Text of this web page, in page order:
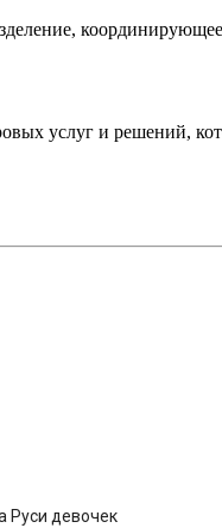
услуг и решений,
Руси девочек